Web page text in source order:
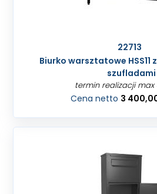
22713
Biurko warsztatowe HSS11
szufladami
termin realizacji max
Cena netto 3